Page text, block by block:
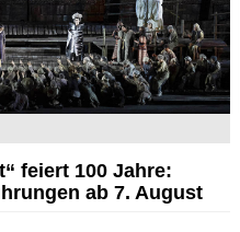
Verona - Ennevi für
feiert 100 Jahre:
ab 7. August